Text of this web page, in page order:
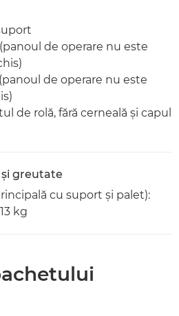
de operare nu este
de operare nu este
de rolă, fără cerneală şi capul
greutate
cu suport şi palet):
kg